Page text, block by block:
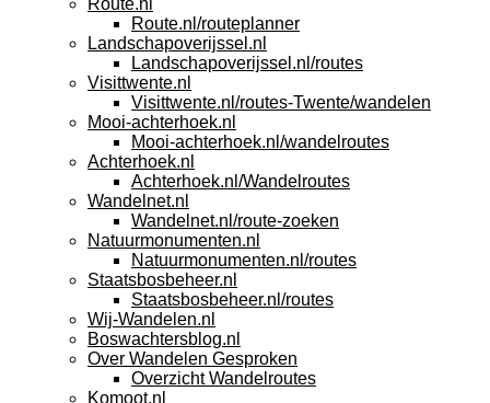
Route.nl
Route.nl/routeplanner
Landschapoverijssel.nl
Landschapoverijssel.nl/routes
Visittwente.nl
Visittwente.nl/routes-Twente/wandelen
Mooi-achterhoek.nl
Mooi-achterhoek.nl/wandelroutes
Achterhoek.nl
Achterhoek.nl/Wandelroutes
Wandelnet.nl
Wandelnet.nl/route-zoeken
Natuurmonumenten.nl
Natuurmonumenten.nl/routes
Staatsbosbeheer.nl
Staatsbosbeheer.nl/routes
Wij-Wandelen.nl
Boswachtersblog.nl
Over Wandelen Gesproken
Overzicht Wandelroutes
Komoot.nl